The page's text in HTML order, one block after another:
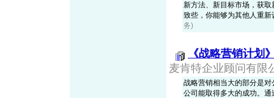
新方法、新目标市场，获
致些，你能够为其他人重
务)
《战略营销计划
麦肯特企业顾问有限
战略营销相当大的部分是
公司能取得多大的成功。